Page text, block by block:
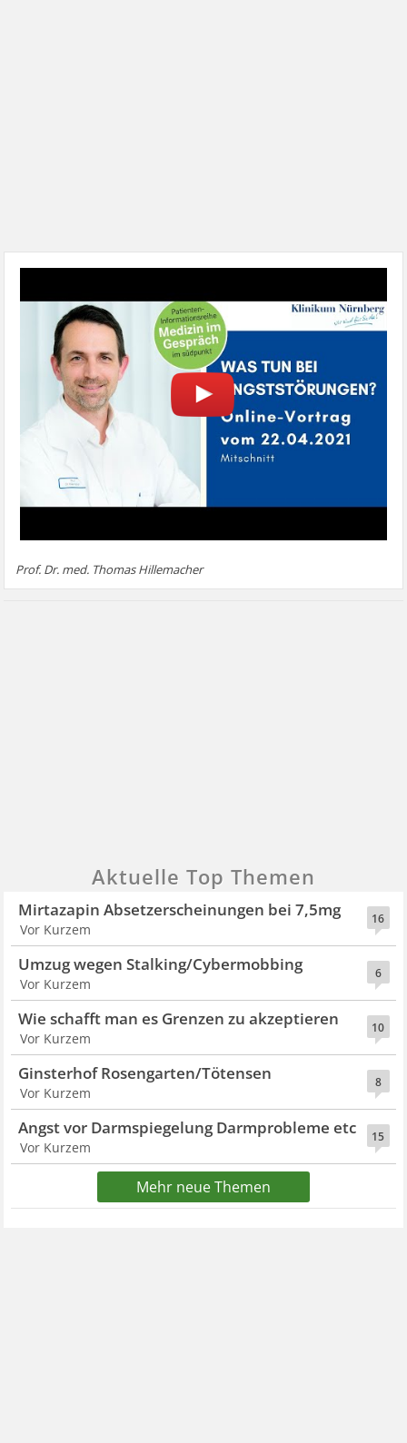
Prof. Dr. med. Thomas Hillemacher
Aktuelle Top Themen
16
Mirtazapin Absetzerscheinungen bei 7,5mg
Vor Kurzem
6
Umzug wegen Stalking/Cybermobbing
Vor Kurzem
10
Wie schafft man es Grenzen zu akzeptieren
Vor Kurzem
8
Ginsterhof Rosengarten/Tötensen
Vor Kurzem
15
Angst vor Darmspiegelung Darmprobleme etc
Vor Kurzem
Mehr neue Themen